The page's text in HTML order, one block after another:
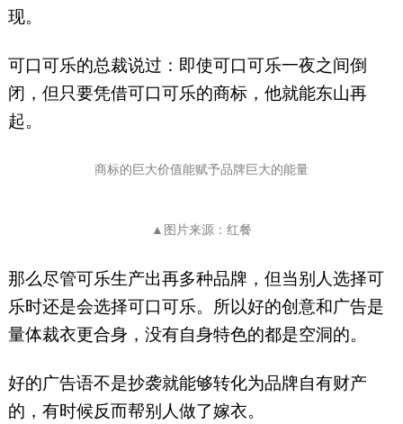
现。
可口可乐的总裁说过：即使可口可乐一夜之间倒
闭，但只要凭借可口可乐的商标，他就能东山再
起。
商标的巨大价值能赋予品牌巨大的能量
▲图片来源：红餐
那么尽管可乐生产出再多种品牌，但当别人选择可
乐时还是会选择可口可乐。所以好的创意和广告是
量体裁衣更合身，没有自身特色的都是空洞的。
好的广告语不是抄袭就能够转化为品牌自有财产
的，有时候反而帮别人做了嫁衣。